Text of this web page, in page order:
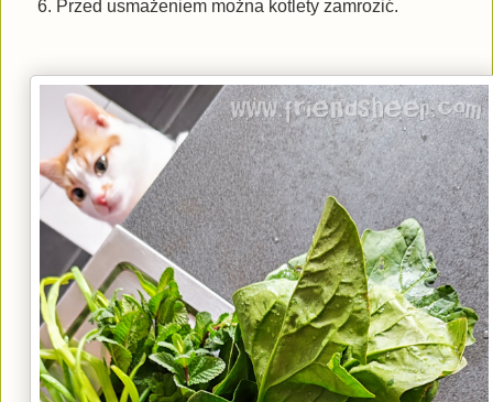
Przed usmażeniem można kotlety zamrozić.